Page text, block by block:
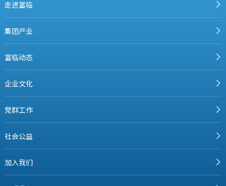
走进富临
集团产业
富临动态
企业文化
党群工作
社会公益
加入我们